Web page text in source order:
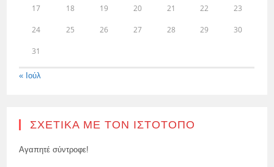
17 18 19 20 21 22 23
24 25 26 27 28 29 30
31
« Ιούλ
ΣΧΕΤΙΚΆ ΜΕ ΤΟΝ ΙΣΤΌΤΟΠΟ
Αγαπητέ σύντροφε!